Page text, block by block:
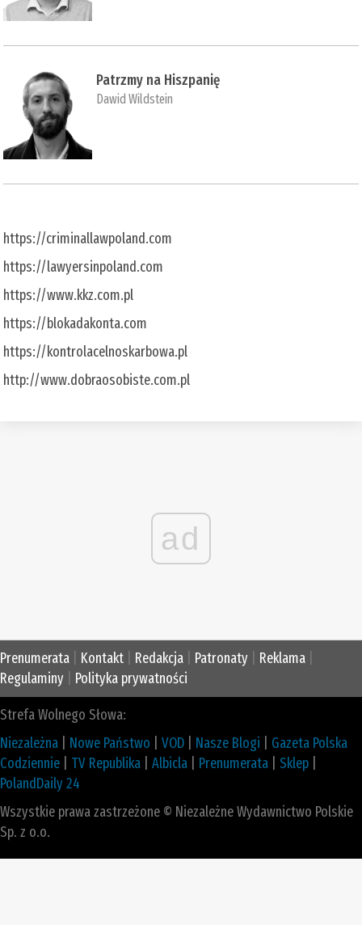
Patrzmy na Hiszpanię
Dawid Wildstein
https://criminallawpoland.com
https://lawyersinpoland.com
https://www.kkz.com.pl
https://blokadakonta.com
https://kontrolacelnoskarbowa.pl
http://www.dobraosobiste.com.pl
ad
Prenumerata Kontakt Redakcja Patronaty Reklama
Regulaminy
Polityka prywatności
Strefa Wolnego Słowa:
Niezależna
Nowe Państwo VOD Nasze Blogi
Gazeta Polska
Codziennie
TV Republika Albicla Prenumerata Sklep
PolandDaily 24
Wszystkie prawa zastrzeżone © Niezależne Wydawnictwo Polskie
Sp. z o.o.